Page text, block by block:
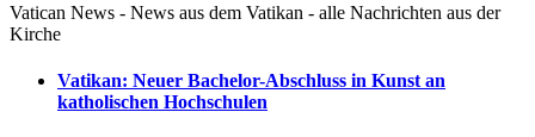
Vatican News - News aus dem Vatikan - alle Nachrichten aus der
Kirche
Vatikan: Neuer Bachelor-Abschluss in Kunst an
katholischen Hochschulen